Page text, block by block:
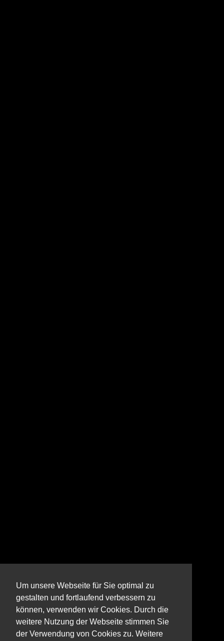
Um unsere Webseite für Sie optimal zu
gestalten und fortlaufend verbessern zu
können, verwenden wir Cookies. Durch die
weitere Nutzung der Webseite stimmen Sie
der Verwendung von Cookies zu. Weitere